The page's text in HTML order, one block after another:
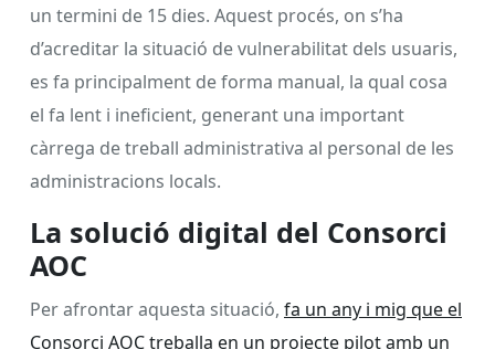
un termini de 15 dies. Aquest procés, on s’ha
d’acreditar la situació de vulnerabilitat dels usuaris,
es fa principalment de forma manual, la qual cosa
el fa lent i ineficient, generant una important
càrrega de treball administrativa al personal de les
administracions locals.
La solució digital del Consorci
AOC
Per afrontar aquesta situació, fa un any i mig que el
Consorci AOC treballa en un projecte pilot amb un